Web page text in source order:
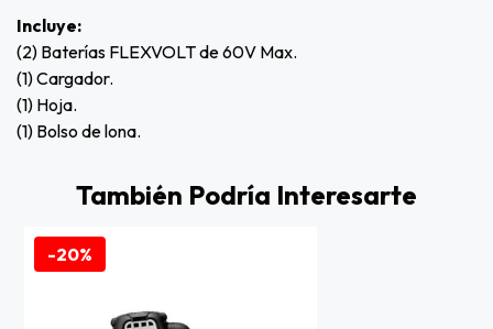
Incluye:
(2) Baterías FLEXVOLT de 60V Max.
(1) Cargador.
(1) Hoja.
(1) Bolso de lona.
También Podría Interesarte
-20%